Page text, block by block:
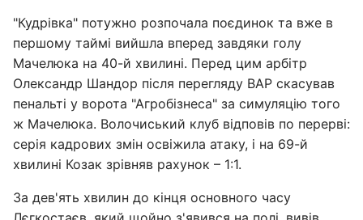
"Кудрівка" потужно розпочала поєдинок та вже в
першому таймі вийшла вперед завдяки голу
Мачелюка на 40-й хвилині. Перед цим арбітр
Олександр Шандор після перегляду ВАР скасував
пенальті у ворота "Агробізнеса" за симуляцію того
ж Мачелюка. Волочиський клуб відповів по перерві:
серія кадрових змін освіжила атаку, і на 69-й
хвилині Козак зрівняв рахунок – 1:1.
За дев'ять хвилин до кінця основного часу